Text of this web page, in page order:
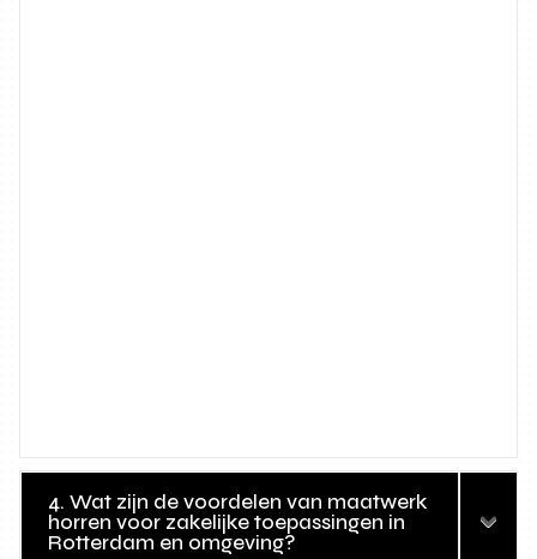
4. Wat zijn de voordelen van maatwerk
horren voor zakelijke toepassingen in
Rotterdam en omgeving?